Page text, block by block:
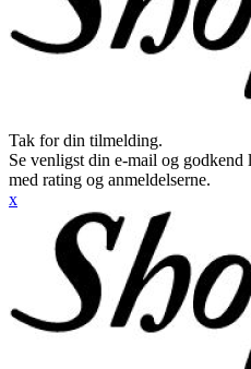
Tak for din tilmelding.
Se venligst din e-mail og
med rating og anmeldelserne.
x